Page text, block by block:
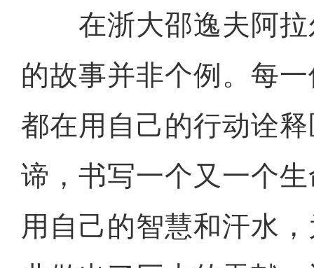
在浙大邵逸夫阿拉
的故事并非个例。每
都在用自己的行动诠
谛，书写一个又一个
用自己的智慧和汗水
标题：新“食”尚！“小份